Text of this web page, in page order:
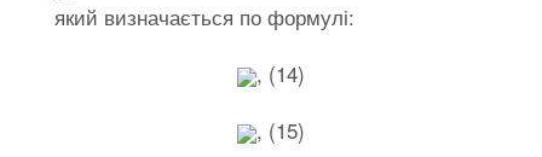
який визначається по формулі:
, (14)
, (15)